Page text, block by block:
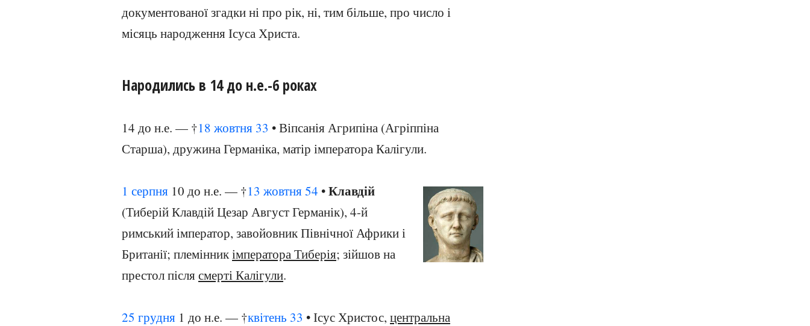
документованої згадки ні про рік, ні, тим більше, про число і
місяць народження Ісуса Христа.
Народились в 14 до н.е.-6 роках
14 до н.е. — †18 жовтня 33 • Віпсанія Агрипіна (Агріппіна
Старша), дружина Германіка, матір імператора Калігули.
1 серпня 10 до н.е. — †13 жовтня54 •Клавдій
(Тиберій Клавдій Цезар Август Германік), 4-й
римський імператор, завойовник Північної Африки і
Британії; племінникімператора Тиберія; зійшов на
престол післясмерті Калігули.
25 грудня 1 до н.е. — †квітень 33 • Ісус Христос, центральна